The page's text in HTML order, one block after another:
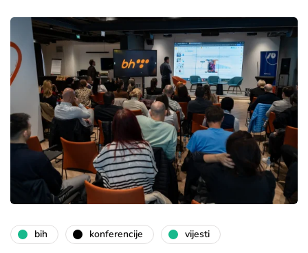
bih konferencije vijesti